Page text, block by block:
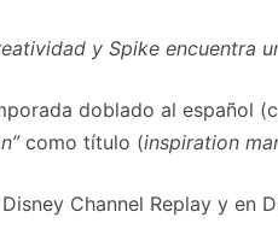
y Spike encuentra
doblado al español
como título (inspiration
Channel Replay y en